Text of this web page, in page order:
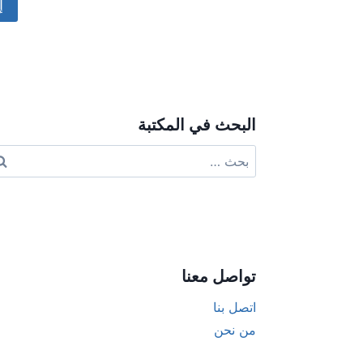
البحث في المكتبة
عن:
تواصل معنا
اتصل بنا
من نحن